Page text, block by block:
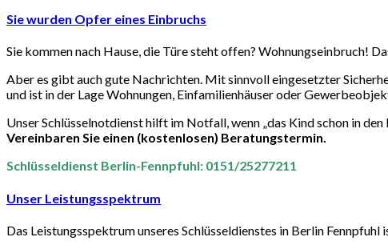
Sie wurden Opfer eines Einbruchs
Sie kommen nach Hause, die Türe steht offen? Wohnungseinbruch!
Aber es gibt auch gute Nachrichten. Mit sinnvoll eingesetzter
und ist in der Lage Wohnungen, Einfamilienhäuser oder
Unser Schlüsselnotdienst hilft im Notfall, wenn „das Kind schon in
Vereinbaren Sie einen (kostenlosen) Beratungstermin.
Schlüsseldienst Berlin-Fennpfuhl: 0151/25277211
Unser Leistungsspektrum
Das Leistungsspektrum unseres Schlüsseldienstes in Berlin